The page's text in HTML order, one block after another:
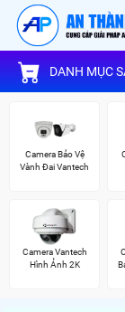
DANH MỤC
Camera Bảo Vệ
Vành Đai Vantech
Camera Vantech
Hình Ảnh 2K